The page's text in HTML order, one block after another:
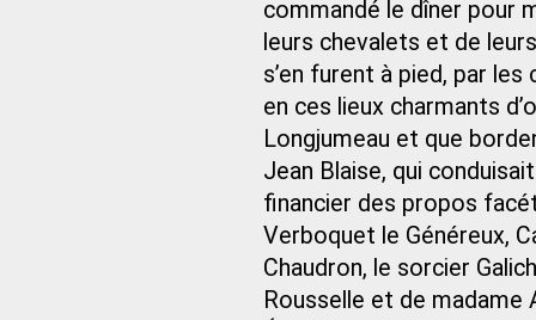
commandé le dîner pour
leurs chevalets et de
s’en furent à pied, par
en ces lieux charmants
Longjumeau et que
Jean Blaise, qui
financier des propos
Verboquet le Généreux,
Chaudron, le sorcier
Rousselle et de madame